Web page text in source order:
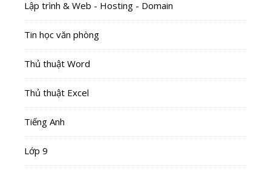
Lập trình & Web - Hosting - Domain
Tin học văn phòng
Thủ thuật Word
Thủ thuật Excel
Tiếng Anh
Lớp 9